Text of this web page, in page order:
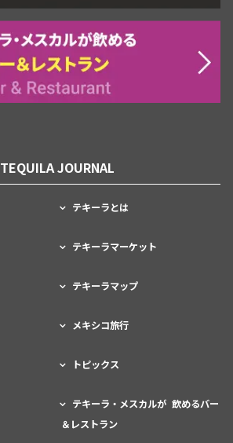
TEQUILA JOURNAL
テキーラとは
テキーラマーケット
テキーラマップ
メキシコ旅行
トピックス
テキーラ・メスカルが 飲めるバー
＆レストラン